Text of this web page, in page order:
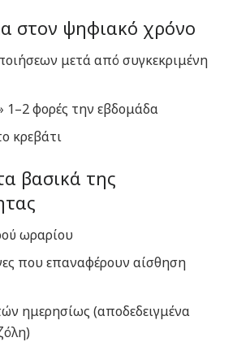
στον ψηφιακό χρόνο
μετά από συγκεκριμένη
1–2 φορές την εβδομάδα
κρεβάτι
βασικά της
ωραρίου
που επαναφέρουν αίσθηση
ημερησίως (αποδεδειγμένα